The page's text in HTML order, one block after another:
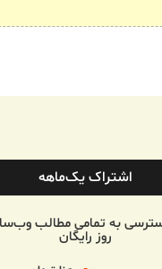
اشتراک یک‌ماهه
روز رایگان